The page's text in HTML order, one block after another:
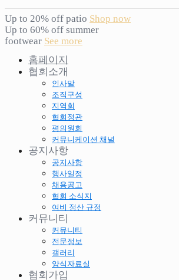
Up to 20% off patio Shop now
Up to 60% off summer
footwear See more
홈페이지
협회소개
인사말
조직구성
지역회
협회정관
평의원회
커뮤니케이션 채널
공지사항
공지사항
행사일정
채용공고
협회 소식지
여비 정산 규정
커뮤니티
커뮤니티
전문정보
갤러리
양식자료실
협회가입